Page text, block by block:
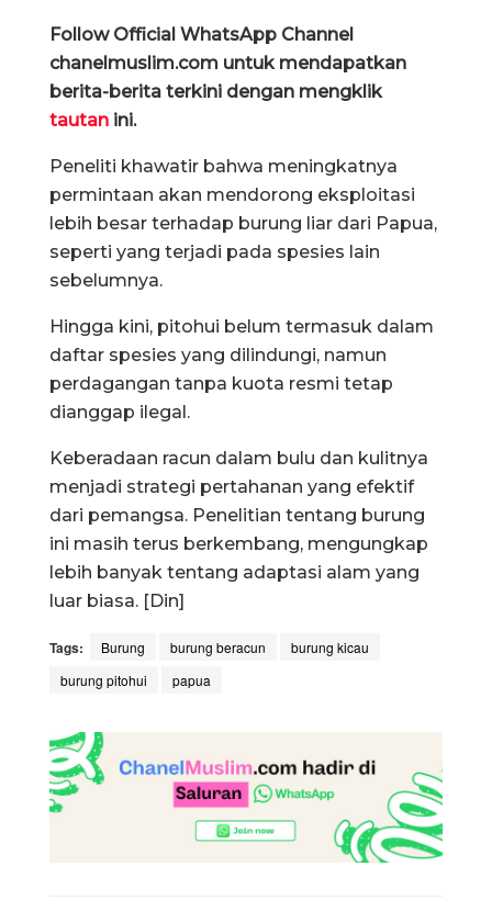
Follow Official WhatsApp Channel
chanelmuslim.com untuk mendapatkan
berita-berita terkini dengan mengklik
tautan ini.
Peneliti khawatir bahwa meningkatnya
permintaan akan mendorong eksploitasi
lebih besar terhadap burung liar dari Papua,
seperti yang terjadi pada spesies lain
sebelumnya.
Hingga kini, pitohui belum termasuk dalam
daftar spesies yang dilindungi, namun
perdagangan tanpa kuota resmi tetap
dianggap ilegal.
Keberadaan racun dalam bulu dan kulitnya
menjadi strategi pertahanan yang efektif
dari pemangsa. Penelitian tentang burung
ini masih terus berkembang, mengungkap
lebih banyak tentang adaptasi alam yang
luar biasa. [Din]
Tags: Burung burung beracun
burung kicau
burung pitohui
papua